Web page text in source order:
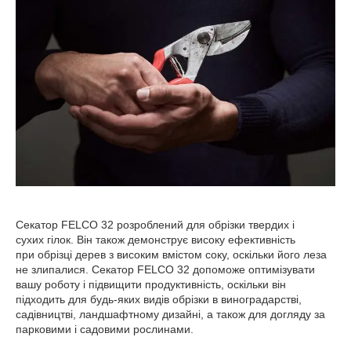
Секатор FELCO 32 розроблений для обрізки твердих і
сухих гілок. Він також демонструє високу ефективність
при обрізці дерев з високим вмістом соку, оскільки його леза
не злипалися. Секатор FELCO 32 допоможе оптимізувати
вашу роботу і підвищити продуктивність, оскільки він
підходить для будь-яких видів обрізки в виноградарстві,
садівництві, ландшафтному дизайні, а також для догляду за
парковими і садовими рослинами.